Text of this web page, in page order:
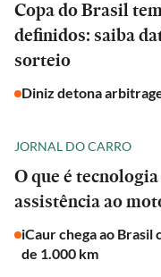
Copa do Brasil
definidos: saiba
sorteio
Diniz detona
JORNAL DO CARRO
O que é
assistência ao
iCaur chega ao Brasil
de 1.000 km